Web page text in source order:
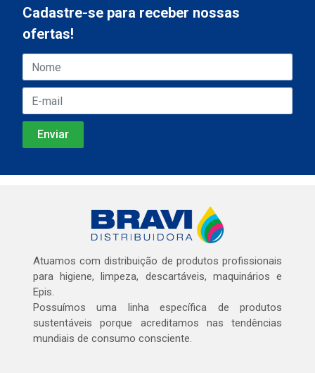
Cadastre-se para receber nossas
ofertas!
Atuamos com distribuição de produtos profissionais
para higiene, limpeza, descartáveis, maquinários e
Epis.
Possuímos uma linha específica de produtos
sustentáveis porque acreditamos nas tendências
mundiais de consumo consciente.